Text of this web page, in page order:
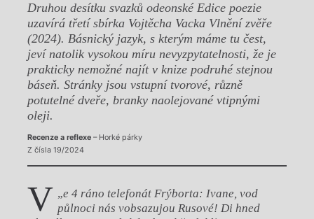
Druhou desítku svazků odeonské Edice poezie
uzavírá třetí sbírka Vojtěcha Vacka Vlnění zvěře
(2024). Básnický jazyk, s kterým máme tu čest,
jeví natolik vysokou míru nevyzpytatelnosti, že je
prakticky nemožné najít v knize podruhé stejnou
báseň. Stránky jsou vstupní tvorové, různě
potutelné dveře, branky naolejované vtipnými
oleji.
Recenze a reflexe– Horké párky
Z čísla 19/2024
„
V
e 4 ráno telefonát Frýborta: Ivane, vod
půlnoci nás vobsazujou Rusové! Di hned